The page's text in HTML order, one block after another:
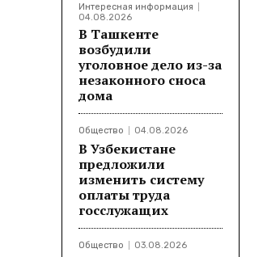
Интересная информация
04.08.2026
В Ташкенте
возбудили
уголовное дело из-за
незаконного сноса
дома
Общество 04.08.2026
В Узбекистане
предложили
изменить систему
оплаты труда
госслужащих
Общество 03.08.2026